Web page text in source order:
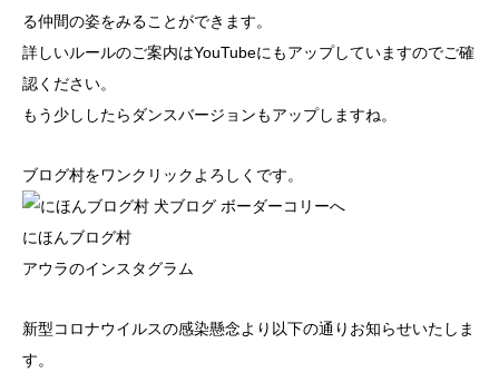
る仲間の姿をみることができます。
詳しいルールのご案内はYouTubeにもアップしていますのでご確
認ください。
もう少ししたらダンスバージョンもアップしますね。
ブログ村をワンクリックよろしくです。
にほんブログ村
アウラのインスタグラム
新型コロナウイルスの感染懸念より以下の通りお知らせいたしま
す。